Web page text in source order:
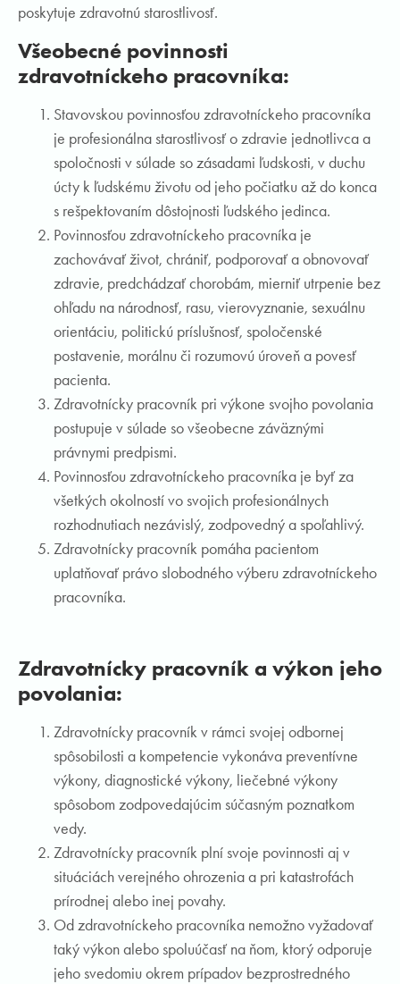
poskytuje zdravotnú starostlivosť.
Všeobecné povinnosti
zdravotníckeho pracovníka:
Stavovskou povinnosťou zdravotníckeho pracovníka
je profesionálna starostlivosť o zdravie jednotlivca a
spoločnosti v súlade so zásadami ľudskosti, v duchu
úcty k ľudskému životu od jeho počiatku až do konca
s rešpektovaním dôstojnosti ľudského jedinca.
Povinnosťou zdravotníckeho pracovníka je
zachovávať život, chrániť, podporovať a obnovovať
zdravie, predchádzať chorobám, mierniť utrpenie bez
ohľadu na národnosť, rasu, vierovyznanie, sexuálnu
orientáciu, politickú príslušnosť, spoločenské
postavenie, morálnu či rozumovú úroveň a povesť
pacienta.
Zdravotnícky pracovník pri výkone svojho povolania
postupuje v súlade so všeobecne záväznými
právnymi predpismi.
Povinnosťou zdravotníckeho pracovníka je byť za
všetkých okolností vo svojich profesionálnych
rozhodnutiach nezávislý, zodpovedný a spoľahlivý.
Zdravotnícky pracovník pomáha pacientom
uplatňovať právo slobodného výberu zdravotníckeho
pracovníka.
Zdravotnícky pracovník a výkon jeho
povolania:
Zdravotnícky pracovník v rámci svojej odbornej
spôsobilosti a kompetencie vykonáva preventívne
výkony, diagnostické výkony, liečebné výkony
spôsobom zodpovedajúcim súčasným poznatkom
vedy.
Zdravotnícky pracovník plní svoje povinnosti aj v
situáciách verejného ohrozenia a pri katastrofách
prírodnej alebo inej povahy.
Od zdravotníckeho pracovníka nemožno vyžadovať
taký výkon alebo spoluúčasť na ňom, ktorý odporuje
jeho svedomiu okrem prípadov bezprostredného